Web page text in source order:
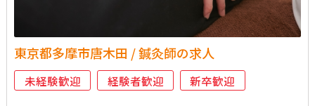
東京都多摩市唐木田 / 鍼灸師の求人
未経験歓迎 経験者歓迎 新卒歓迎